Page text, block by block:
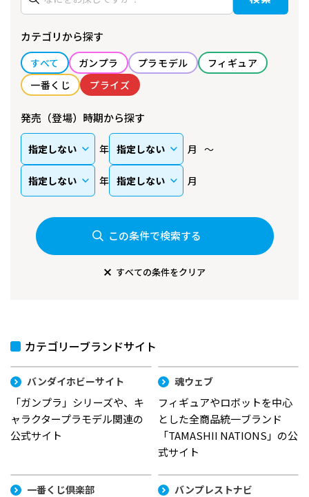
カテゴリから探す
すべて ガンプラ プラモデル
フィギュア
一番くじ
プライズ
発売（登場）時期から探す
年 月
年 月
この条件で検索する
すべての条件をクリア
カテゴリーブランドサイト
バンダイホビーサイト
「ガンプラ」シリーズや、キ
ャラクタープラモデル関連の
公式サイト
魂ウェブ
フィギュアやロボットを中心
とした全商品統一ブランド
「TAMASHII NATIONS」の公
式サイト
一番くじ倶楽部 バンプレストナビ